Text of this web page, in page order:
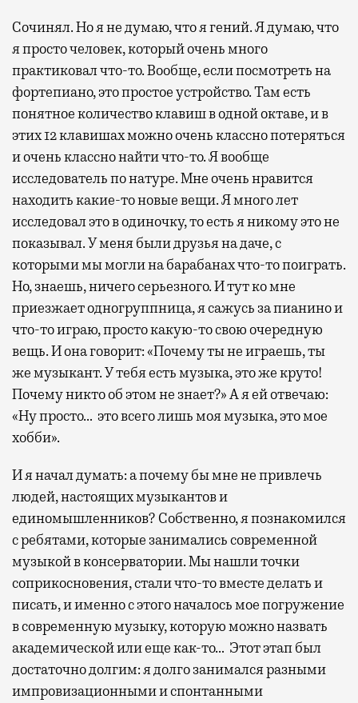
Сочинял. Но я не думаю, что я гений. Я думаю, что
я просто человек, который очень много
практиковал что-то. Вообще, если посмотреть на
фортепиано, это простое устройство. Там есть
понятное количество клавиш в одной октаве, и в
этих 12 клавишах можно очень классно потеряться
и очень классно найти что-то. Я вообще
исследователь по натуре. Мне очень нравится
находить какие-то новые вещи. Я много лет
исследовал это в одиночку, то есть я никому это не
показывал. У меня были друзья на даче, с
которыми мы могли на барабанах что-то поиграть.
Но, знаешь, ничего серьезного. И тут ко мне
приезжает одногруппница, я сажусь за пианино и
что-то играю, просто какую-то свою очередную
вещь. И она говорит: «Почему ты не играешь, ты
же музыкант. У тебя есть музыка, это же круто!
Почему никто об этом не знает?» А я ей отвечаю:
«Ну просто… это всего лишь моя музыка, это мое
хобби».
И я начал думать: а почему бы мне не привлечь
людей, настоящих музыкантов и
единомышленников? Собственно, я познакомился
с ребятами, которые занимались современной
музыкой в консерватории. Мы нашли точки
соприкосновения, стали что-то вместе делать и
писать, и именно с этого началось мое погружение
в современную музыку, которую можно назвать
академической или еще как-то… Этот этап был
достаточно долгим: я долго занимался разными
импровизационными и спонтанными